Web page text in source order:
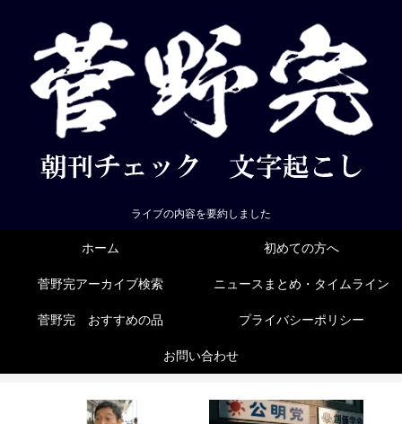
ライブの内容を要約しました
ホーム 初めての方へ
菅野完アーカイブ検索 ニュースまとめ・タイムライン
菅野完 おすすめの品 プライバシーポリシー
お問い合わせ